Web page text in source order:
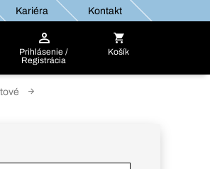
Kariéra Kontakt
Prihlásenie /
Registrácia
Košík